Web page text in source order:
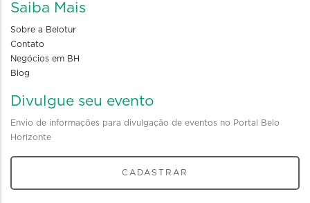
Saiba Mais
Sobre a Belotur
Contato
Negócios em BH
Blog
Divulgue seu evento
Envio de informações para divulgação de eventos no Portal Belo
Horizonte
CADASTRAR